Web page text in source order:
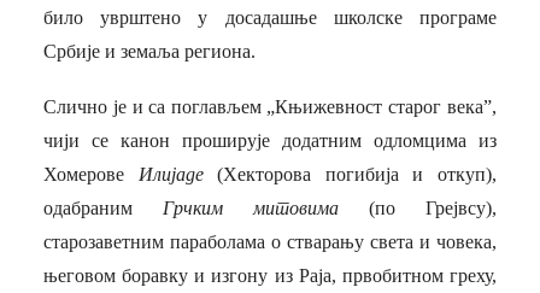
било уврштено у досадашње школске програме
Србије и земаља региона.
Слично је и са поглављем „Књижевност старог века”,
чији се канон проширује додатним одломцима из
Хомерове Илијаде(Хекторова погибија и откуп),
одабраним Грчким митовима (по Грејвсу),
старозаветним параболама о стварању света и човека,
његовом боравку и изгону из Раја, првобитном греху,